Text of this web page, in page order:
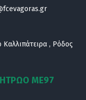
Καλλιπάτειρα , Ρόδος
ΜE97